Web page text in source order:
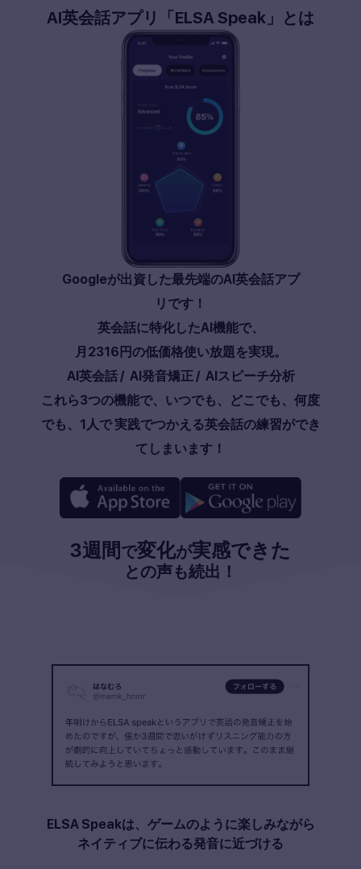
AI英会話アプリ 「ELSA Speak」 とは
Googleが出資した最先端のAI英会話アプ
リです！
英会話に特化したAI機能で、
月 2316 円の低価格使い放題を実現。
AI英会話/ AI発音矯正/ AIスピーチ分析
これら3つの機能で、いつでも、どこでも、何度
でも、1人で 実践でつかえる英会話の練習ができ
てしまいます！
3週間で変化が実感できた
との声も続出！
ELSA Speakは、ゲームのように楽しみながら
ネイティブに伝わる発音に近づける